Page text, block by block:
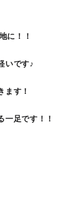
に！！
いです♪
ます！
一足です！！